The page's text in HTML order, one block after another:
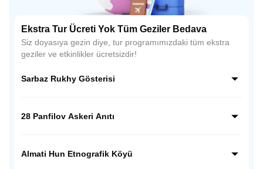
Ekstra Tur Ücreti Yok Tüm Geziler Bedava
Siz doyasıya gezin diye, tur programımızdaki tüm ekstra
geziler ve etkinlikler ücretsizdir!
Sarbaz Rukhy Gösterisi
ulusal ruhunu yansıtan etkileyici bir gösteridir. Askeri tören
28 Panfilov Askeri Anıtı
alır. II. Dünya Savaşı’nda Moskova savunmasında
Almati Hun Etnografik Köyü